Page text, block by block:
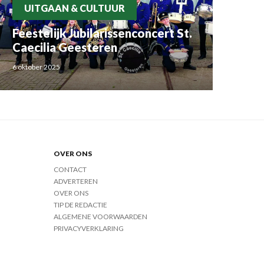
UITGAAN & CULTUUR
Feestelijk Jubilarissenconcert St.
Caecilia Geesteren
6 oktober 2025
OVER ONS
CONTACT
ADVERTEREN
OVER ONS
TIP DE REDACTIE
ALGEMENE VOORWAARDEN
PRIVACYVERKLARING